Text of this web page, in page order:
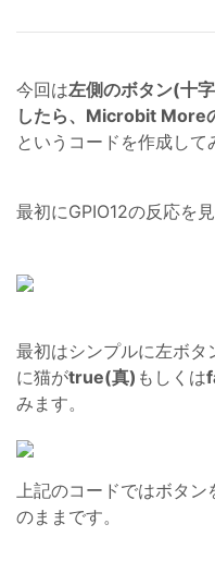
今回は左側のボタン(十
したら、Microbit More
というコードを作成して
最初にGPIO12の反応を見
最初はシンプルに左ボタ
に猫がtrue(真) もしくは
みます。
上記のコードではボタ
のままです。